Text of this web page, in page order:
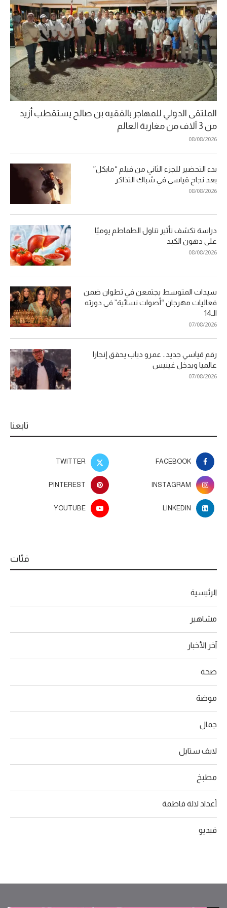
الملتقى الدولي للمهاجر بالفقيه بن صالح يستقطب أزيد
من 3 آلاف من مغاربة العالم
08/08/2026
بدء التحضير للجزء الثاني من فيلم “مايكل”
بعد نجاح قياسي في شباك التذاكر
08/08/2026
دراسة تكشف تأثير تناول الطماطم يوميًا
على دهون الكبد
08/08/2026
سيدات المتوسط يجتمعن في تطوان ضمن
فعاليات مهرجان “أصوات نسائية” في دورته
الـ14
07/08/2026
رقم قياسي جديد.. عمرو دياب يحقق إنجازا
عالميا ويدخل غينيس
07/08/2026
تابعنا
FACEBOOK
TWITTER
INSTAGRAM
PINTEREST
LINKEDIN
YOUTUBE
فئات
الرئيسية
مشاهير
آخر الأخبار
صحة
موضة
جمال
لايف ستايل
مطبخ
أعداد لالة فاطمة
فيديو